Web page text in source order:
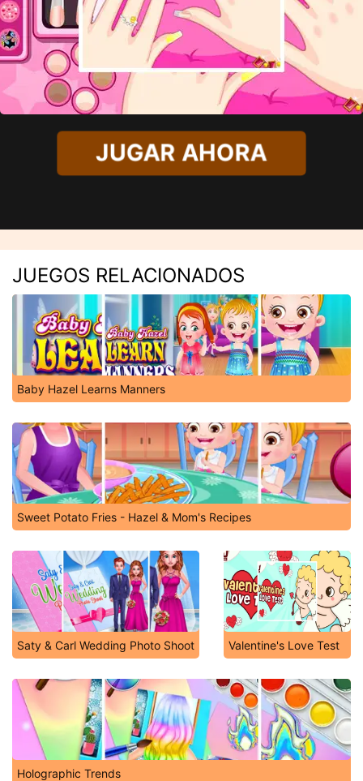
JUGAR AHORA
JUEGOS RELACIONADOS
Baby Hazel Learns Manners
Sweet Potato Fries - Hazel & Mom's Recipes
Saty & Carl Wedding Photo Shoot Valentine's Love Test
Holographic Trends